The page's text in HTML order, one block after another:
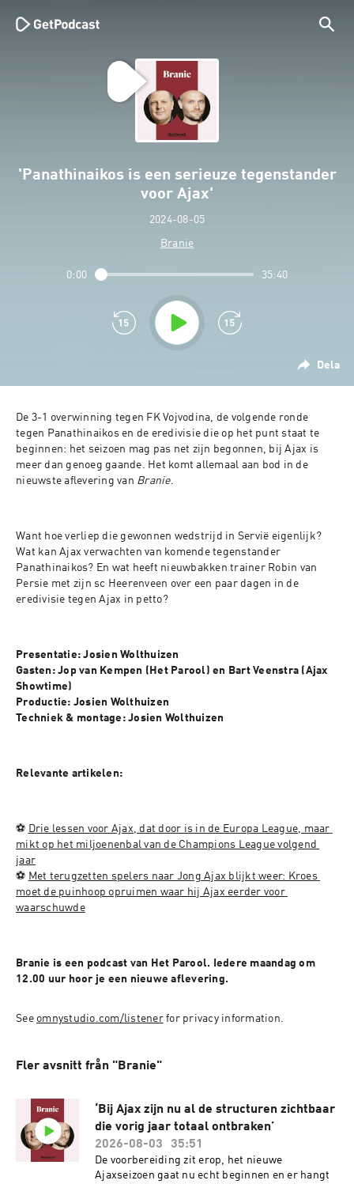
'Panathinaikos is een serieuze tegenstander
voor Ajax'
2024-08-05
Branie
Dela
0:00 35:40
De 3-1 overwinning tegen FK Vojvodina, de volgende ronde
tegen Panathinaikos en de eredivisie die op het punt staat te
beginnen: het seizoen mag pas net zijn begonnen, bij Ajax is
meer dan genoeg gaande. Het komt allemaal aan bod in de
nieuwste aflevering van Branie.
Want hoe verliep die gewonnen wedstrijd in Servië eigenlijk?
Wat kan Ajax verwachten van komende tegenstander
Panathinaikos? En wat heeft nieuwbakken trainer Robin van
Persie met zijn sc Heerenveen over een paar dagen in de
eredivisie tegen Ajax in petto?
Presentatie: Josien Wolthuizen
Gasten: Jop van Kempen (Het Parool) en Bart Veenstra (Ajax
Showtime)
Productie: Josien Wolthuizen
Techniek & montage: Josien Wolthuizen
Relevante artikelen:
⚽️ Drie lessen voor Ajax, dat door is in de Europa League, maar
mikt op het miljoenenbal van de Champions League volgend
jaar
⚽️ Met terugzetten spelers naar Jong Ajax blijkt weer: Kroes
moet de puinhoop opruimen waar hij Ajax eerder voor
waarschuwde
Branie is een podcast van Het Parool. Iedere maandag om
12.00 uur hoor je een nieuwe aflevering.
See omnystudio.com/listener for privacy information.
Fler avsnitt från "Branie"
‘Bij Ajax zijn nu al de structuren zichtbaar
die vorig jaar totaal ontbraken’
2026-08-03
35:51
De voorbereiding zit erop, het nieuwe
Ajaxseizoen gaat nu echt beginnen en er hangt